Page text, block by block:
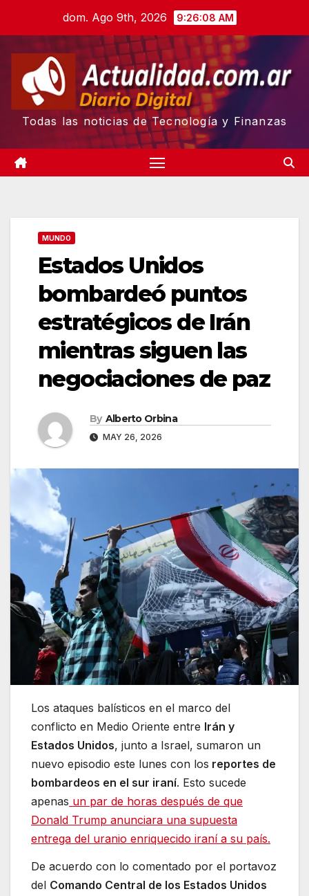
content
dom. Ago 9th, 2026 9:26:09 AM
Todas las noticias de Tecnología y Finanzas
MUNDO
Estados Unidos
bombardeó puntos
estratégicos de Irán
mientras siguen las
negociaciones de paz
By Alberto Orbina
MAY 26, 2026
Los ataques balísticos en el marco del
conflicto en Medio Oriente entre Irán y
Estados Unidos, junto a Israel, sumaron un
nuevo episodio este lunes con los reportes de
bombardeos en el sur iraní. Esto sucede
apenas un par de horas después de que
Donald Trump anunciara una supuesta
entrega del uranio enriquecido iraní a su país.
De acuerdo con lo comentado por el portavoz
del Comando Central de los Estados Unidos